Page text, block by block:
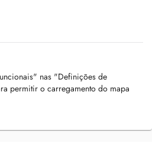
nas "Definições de
permitir o carregamento do mapa